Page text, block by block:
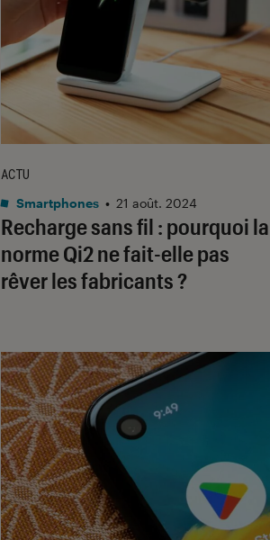
Recharge sans fil : pourquoi la
norme Qi2 ne fait-elle pas
rêver les fabricants ?
ACTU
Smartphones • 21 août. 2024